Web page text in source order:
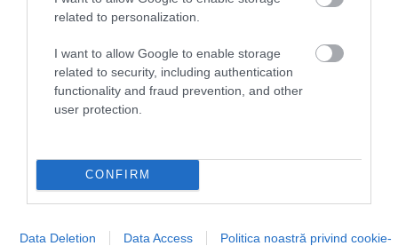
related to personalization.
I want to allow Google to enable storage
related to security, including authentication
functionality and fraud prevention, and other
user protection.
CONFIRM
Data Deletion Data Access
Politica noastră privind cookie-
Ingyenes buszjárat viszi oda az utasokat
közvetlenül a terminálból.